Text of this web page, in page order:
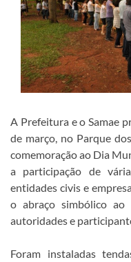
A Prefeitura e o Samae
de março, no Parque
comemoração ao Dia
a participação de
entidades civis e
o abraço simbólico ao
autoridades e
Foram instaladas